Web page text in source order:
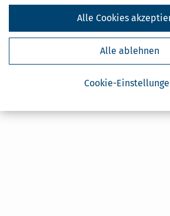
Cookie-
Alle ablehnen
Alle Cookies